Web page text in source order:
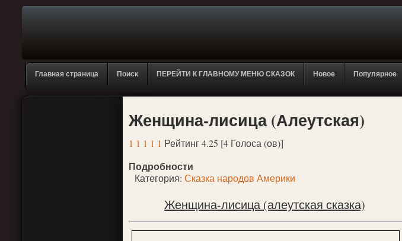
Главная страница Поиск ПЕРЕЙТИ К ГЛАВНОМУ МЕНЮ СКАЗОК Новое Популярное
Женщина-лисица (Алеутская)
1 1 1 1 1 Рейтинг 4.25 [4 Голоса (ов)]
Подробности
Категория: Сказка народов Америки
Женщина-лисица (алеутская сказка)